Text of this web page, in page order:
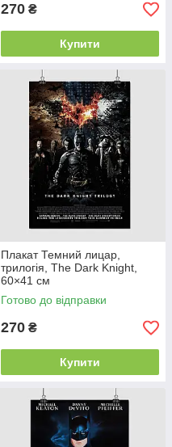
270 ₴
Купити
Плакат Темний лицар,
трилогія, The Dark Knight,
60×41 см
Готово до відправки
270 ₴
Купити